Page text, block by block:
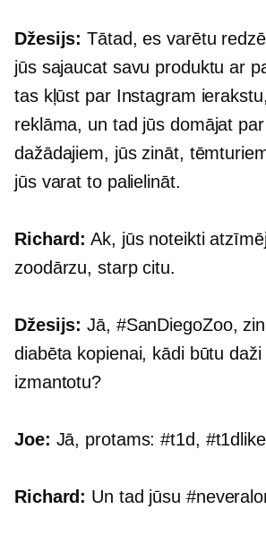
Džesijs: Tātad, es varētu
jūs sajaucat savu produktu ar
tas kļūst par Instagram
reklāma, un tad jūs domājat
dažādajiem, jūs zināt,
jūs varat to palielināt.
Richard: Ak, jūs noteikti
zoodārzu, starp citu.
Džesijs: Jā, #SanDiegoZoo,
diabēta kopienai, kādi būtu
izmantotu?
Joe: Jā, protams: #t1d,
Richard: Un tad jūsu